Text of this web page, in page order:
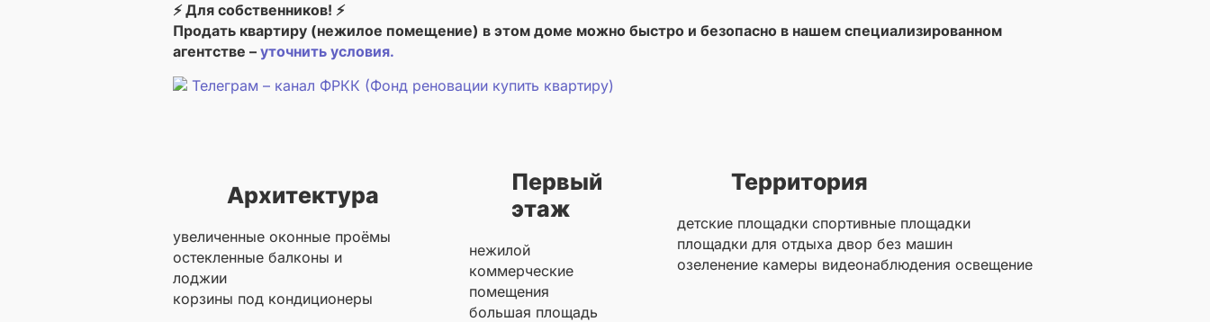
⚡ Для собственников! ⚡
Продать квартиру (нежилое помещение) в этом доме можно быстро и безопасно в нашем специализированном
агентстве – уточнить условия.
Телеграм – канал ФРКК (Фонд реновации купить квартиру)
Архитектура
увеличенные оконные проёмы
остекленные балконы и
лоджии
корзины под кондиционеры
Первый
этаж
нежилой
коммерческие
помещения
большая площадь
Территория
детские площадки спортивные площадки
площадки для отдыха двор без машин
озеленение камеры видеонаблюдения освещение